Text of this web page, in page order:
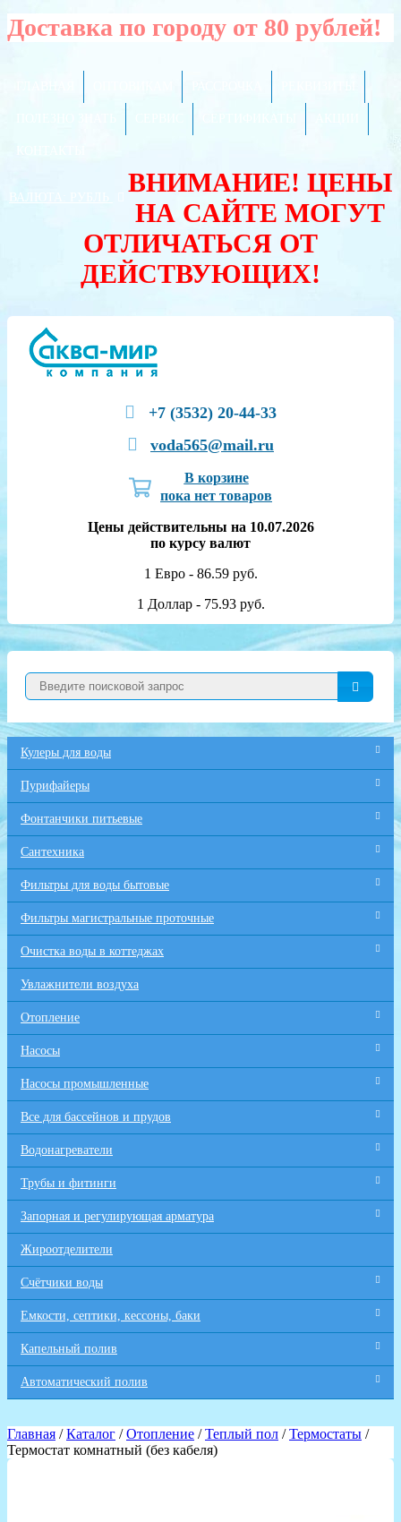
Доставка по городу от 80 рублей!
ВАЛЮТА:
ВНИМАНИЕ! ЦЕНЫ
НА САЙТЕ МОГУТ
ОТЛИЧАТЬСЯ ОТ
ДЕЙСТВУЮЩИХ!
+7 (3532) 20-44-33
voda565@mail.ru
В корзине
пока нет товаров
Цены действительны на 10.07.2026
по курсу валют
1 Евро - 86.59 руб.
1 Доллар - 75.93 руб.
Кулеры для воды
Пурифайеры
Фонтанчики питьевые
Сантехника
Фильтры для воды бытовые
Фильтры магистральные проточные
Очистка воды в коттеджах
Увлажнители воздуха
Отопление
Насосы
Насосы промышленные
Все для бaссейнов и прудов
Водонагреватели
Трубы и фитинги
Запорная и регулирующая арматура
Жироотделители
Счётчики воды
Емкости, септики, кессоны, баки
Капельный полив
Автоматический полив
Главная /Каталог /Отопление /Теплый пол /Термостаты /
Термостат комнатный (без кабеля)